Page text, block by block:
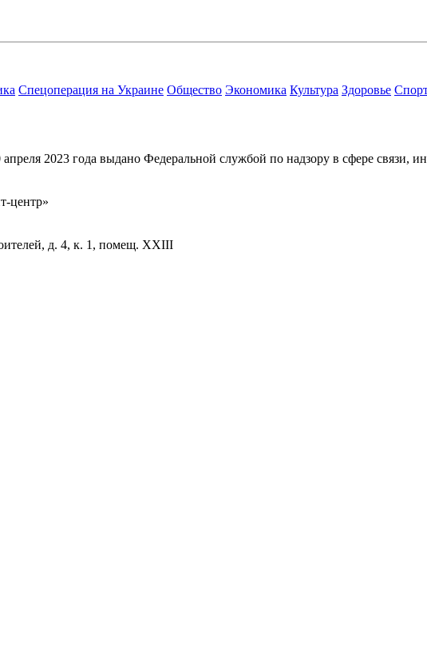
Спецоперация на Украине Общество Экономика Культура Здоровье
2023 года выдано Федеральной службой по надзору в сфере связи,
центр»
д. 4, к. 1, помещ. XXIII